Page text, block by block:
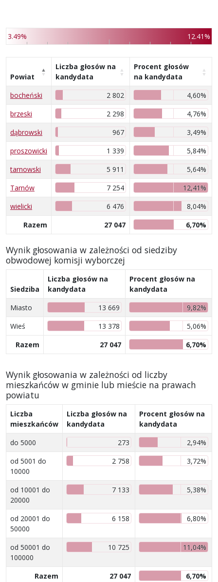
3.49% 12.41%
Powiat
Liczba głosów na
kandydata
Procent głosów
na kandydata
bocheński
2 802
4,60%
brzeski
2 298
4,76%
dąbrowski
967
3,49%
proszowicki
1 339
5,84%
tarnowski
5 911
5,64%
Tarnów
7 254
12,41%
wielicki
6 476
8,04%
Razem
27 047 6,70%
Wynik głosowania w zależności od siedziby
obwodowej komisji wyborczej
Siedziba
Liczba głosów na
kandydata
Procent głosów na
kandydata
Miasto
13 669
9,82%
Wieś
13 378
5,06%
Razem
27 047 6,70%
Wynik głosowania w zależności od liczby
mieszkańców w gminie lub mieście na prawach
powiatu
Liczba
mieszkańców
Liczba głosów na
kandydata
Procent głosów na
kandydata
do 5000
273
2,94%
od 5001 do
10000
2 758 3,72%
od 10001 do
20000
7 133 5,38%
od 20001 do
50000
6 158 6,80%
od 50001 do
100000
10 725 11,04%
Razem 27 047 6,70%